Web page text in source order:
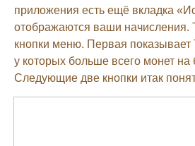
приложения есть ещё вкладка
отображаются ваши начисления.
кнопки меню. Первая показывает
у которых больше всего монет на
Следующие две кнопки итак